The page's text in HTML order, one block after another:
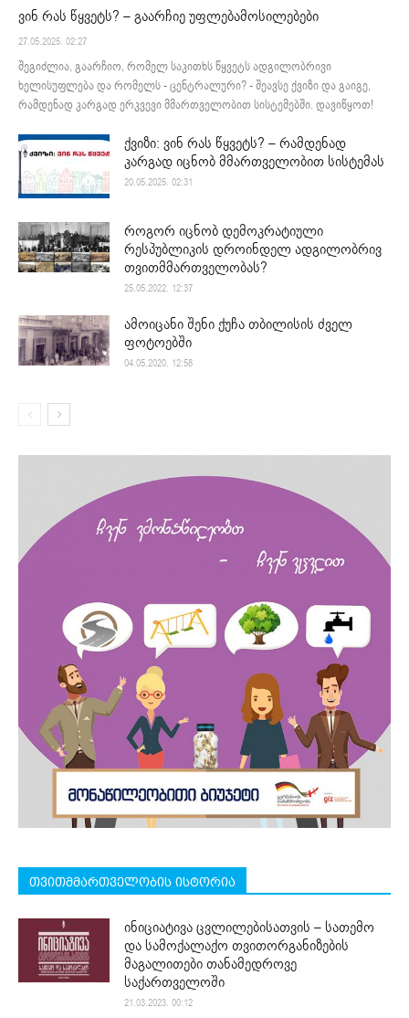
ვინ რას წყვეტს? – გაარჩიე უფლებამოსილებები
27.05.2025. 02:27
შეგიძლია, გაარჩიო, რომელ საკითხს წყვეტს ადგილობრივი
ხელისუფლება და რომელს - ცენტრალური? - შეავსე ქვიზი და გაიგე,
რამდენად კარგად ერკვევი მმართველობით სისტემებში. დავიწყოთ!
ქვიზი: ვინ რას წყვეტს? – რამდენად
კარგად იცნობ მმართველობით სისტემას
20.05.2025. 02:31
როგორ იცნობ დემოკრატიული
რესპუბლიკის დროინდელ ადგილობრივ
თვითმმართველობას?
25.05.2022. 12:37
ამოიცანი შენი ქუჩა თბილისის ძველ
ფოტოებში
04.05.2020. 12:58
თვითმმართველობის ისტორია
ინიციატივა ცვლილებისათვის – სათემო
და სამოქალაქო თვითორგანიზების
მაგალითები თანამედროვე
საქართველოში
21.03.2023. 00:12